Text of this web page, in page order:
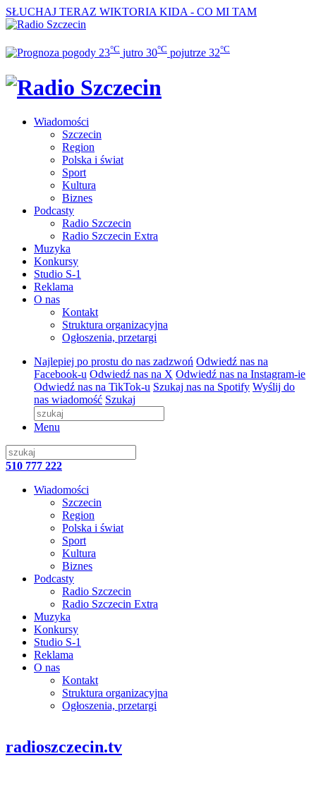
SŁUCHAJ TERAZ WIKTORIA KIDA - CO MI TAM
23°C jutro 30°C pojutrze 32°C
Wiadomości
Szczecin
Region
Polska i świat
Sport
Kultura
Biznes
Podcasty
Radio Szczecin
Radio Szczecin Extra
Muzyka
Konkursy
Studio S-1
Reklama
O nas
Kontakt
Struktura organizacyjna
Ogłoszenia, przetargi
Najlepiej po prostu do nas zadzwoń Odwiedź nas na
Facebook-u Odwiedź nas na X Odwiedź nas na Instagram-ie
Odwiedź nas na TikTok-u Szukaj nas na Spotify Wyślij do
nas wiadomość Szukaj
Menu
510 777 222
Wiadomości
Szczecin
Region
Polska i świat
Sport
Kultura
Biznes
Podcasty
Radio Szczecin
Radio Szczecin Extra
Muzyka
Konkursy
Studio S-1
Reklama
O nas
Kontakt
Struktura organizacyjna
Ogłoszenia, przetargi
radioszczecin.tv